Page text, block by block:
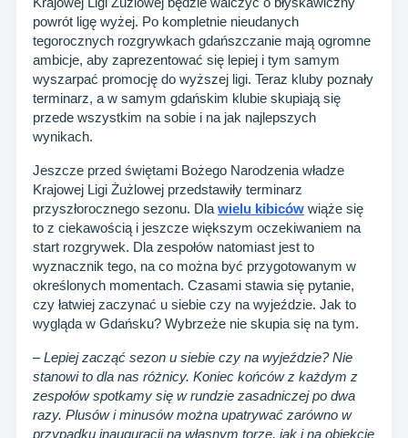
powrót ligę wyżej. Po kompletnie nieudanych
tegorocznych rozgrywkach gdańszczanie mają ogromne
ambicje, aby zaprezentować się lepiej i tym samym
wyszarpać promocję do wyższej ligi. Teraz kluby poznały
terminarz, a w samym gdańskim klubie skupiają się
przede wszystkim na sobie i na jak najlepszych
wynikach.
Jeszcze przed świętami Bożego Narodzenia władze
Krajowej Ligi Żużlowej przedstawiły terminarz
przyszłorocznego sezonu. Dla wielu kibiców wiąże się
to z ciekawością i jeszcze większym oczekiwaniem na
start rozgrywek. Dla zespołów natomiast jest to
wyznacznik tego, na co można być przygotowanym w
określonych momentach. Czasami stawia się pytanie,
czy łatwiej zaczynać u siebie czy na wyjeździe. Jak to
wygląda w Gdańsku? Wybrzeże nie skupia się na tym.
– Lepiej zacząć sezon u siebie czy na wyjeździe? Nie
stanowi to dla nas różnicy. Koniec końców z każdym z
zespołów spotkamy się w rundzie zasadniczej po dwa
razy. Plusów i minusów można upatrywać zarówno w
przypadku inauguracji na własnym torze, jak i na obiekcie